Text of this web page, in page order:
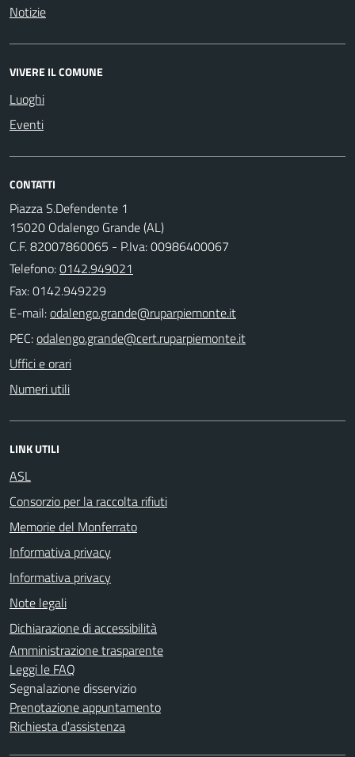
Notizie
VIVERE IL COMUNE
Luoghi
Eventi
CONTATTI
Piazza S.Defendente 1
15020 Odalengo Grande (AL)
C.F. 82007860065 - P.Iva: 00986400067
Telefono:0142.949021
Fax: 0142.949229
E-mail:
PEC:
Uffici e orari
Numeri utili
LINK UTILI
ASL
Consorzio per la raccolta rifiuti
Memorie del Monferrato
Informativa privacy
Informativa privacy
Note legali
Dichiarazione di accessibilità
Amministrazione trasparente
Leggi le FAQ
Segnalazione disservizio
Prenotazione appuntamento
Richiesta d'assistenza